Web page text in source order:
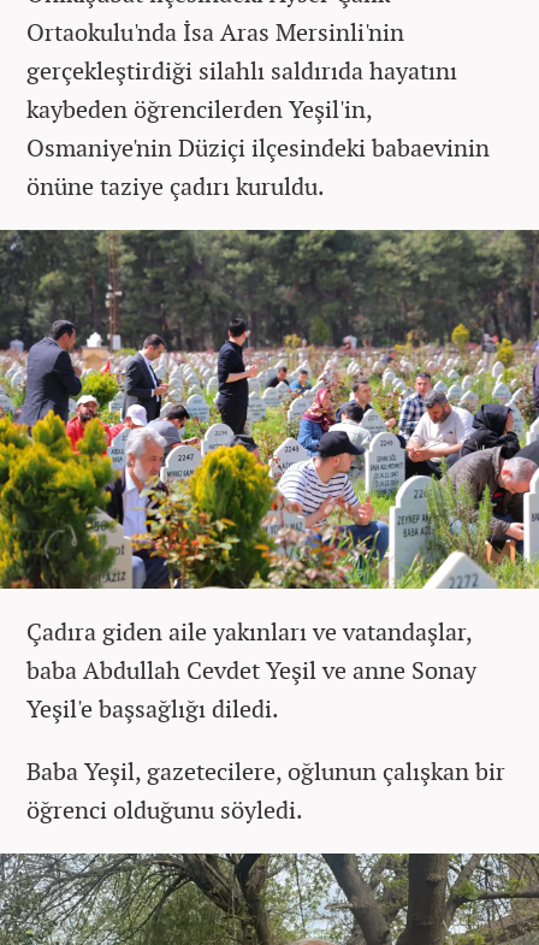
Ortaokulu'nda İsa Aras Mersinli'nin
gerçekleştirdiği silahlı saldırıda hayatını
kaybeden öğrencilerden Yeşil'in,
Osmaniye'nin Düziçi ilçesindeki babaevinin
önüne taziye çadırı kuruldu.
Çadıra giden aile yakınları ve vatandaşlar,
baba Abdullah Cevdet Yeşil ve anne Sonay
Yeşil'e başsağlığı diledi.
Baba Yeşil, gazetecilere, oğlunun çalışkan bir
öğrenci olduğunu söyledi.